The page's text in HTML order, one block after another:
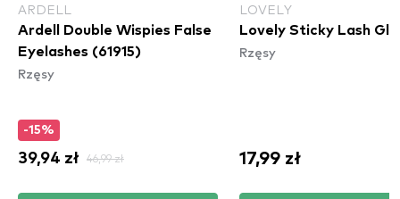
ARDELL
Ardell Double Wispies False
Eyelashes (61915)
Rzęsy
-15%
39,94 zł 46,99 zł
LOVELY
Lovely Sticky Lash
Rzęsy
17,99 zł